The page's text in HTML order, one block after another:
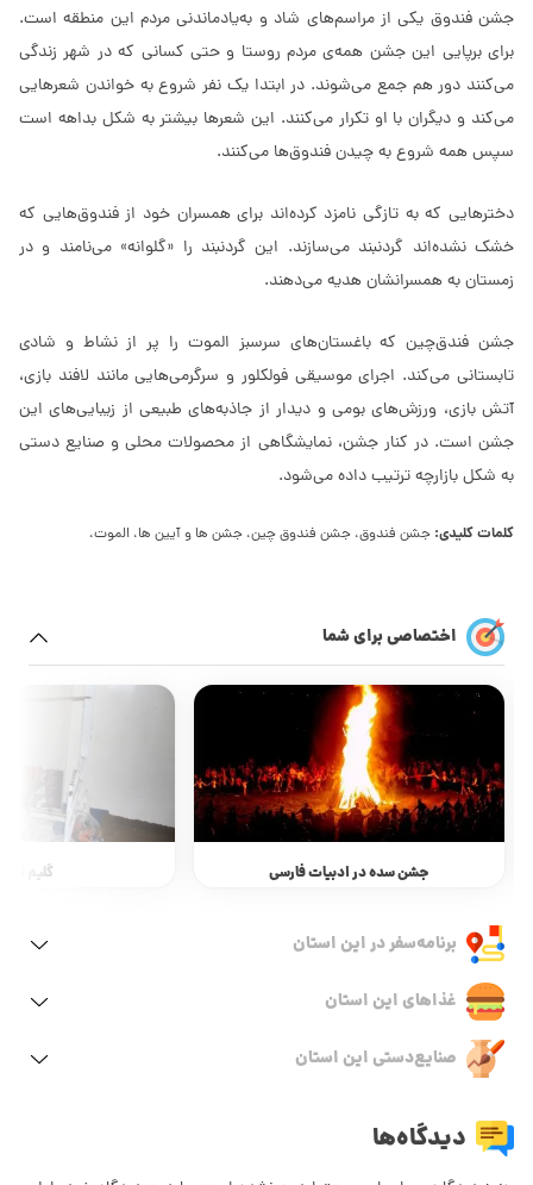
جشن فندوق یکی از مراسم‌های شاد و به‌یادماندنی مردم این منطقه است.
برای برپایی این جشن همه‌ی مردم روستا و حتی کسانی که در شهر زندگی
می‌کنند دور هم جمع می‌شوند. در ابتدا یک نفر شروع به خواندن شعرهایی
می‌کند و دیگران با او تکرار می‌کنند. این شعرها بیشتر به شکل بداهه است
سپس همه شروع به چیدن فندوق‌ها می‌کنند.
دخترهایی که به تازگی نامزد کرده‌اند برای همسران خود از فندوق‌هایی که
خشک نشده‌اند گردنبند می‌سازند. این گردنبند را «گلوانه» می‌نامند و در
زمستان به همسرانشان هدیه می‌دهند.
جشن فندق‌چین که باغستان‌های سرسبز الموت را پر از نشاط و شادی
تابستانی می‌کند. اجرای موسیقی فولکلور و سرگرمی‌هایی مانند لافند بازی،
آتش بازی، ورزش‌های بومی و دیدار از جاذبه‌های طبیعی از زیبایی‌های این
جشن است. در کنار جشن، نمایشگاهی از محصولات محلی و صنایع دستی
به شکل بازارچه‌ ترتیب داده می‌شود.
کلمات کلیدی: جشن فندوق، جشن فندوق چین، جشن ها و آیین ها، الموت،
اختصاصی برای شما
جشن سده در ادبیات فارسی گلیم
برنامه‌سفر‌ در این استان
غذاهای این استان
صنایع‌دستی این استان
دیدگاه‌ها